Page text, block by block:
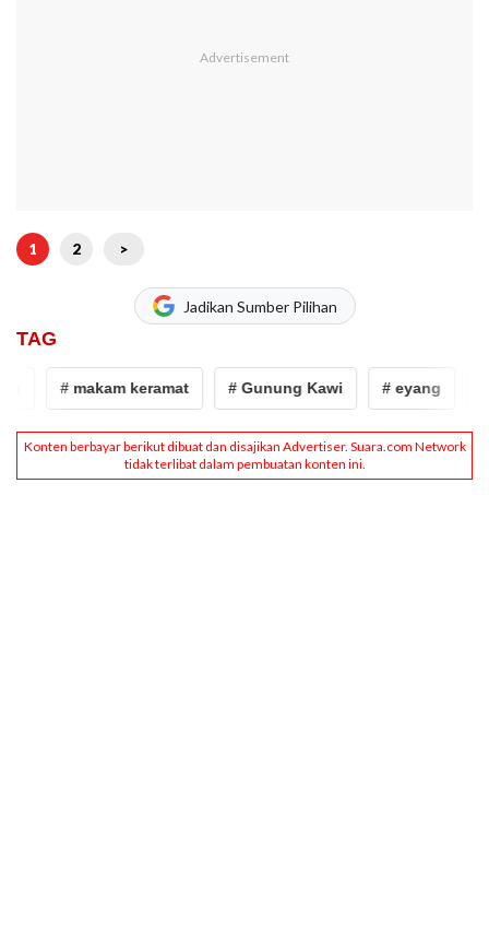
1 2 >
Jadikan Sumber Pilihan
TAG
# makam keramat # Gunung Kawi # eyang